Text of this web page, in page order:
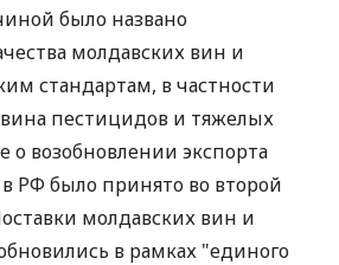
было названо
молдавских вин и
стандартам, в частности
пестицидов и тяжелых
о возобновлении экспорта
РФ было принято во второй
молдавских вин и
в рамках "единого